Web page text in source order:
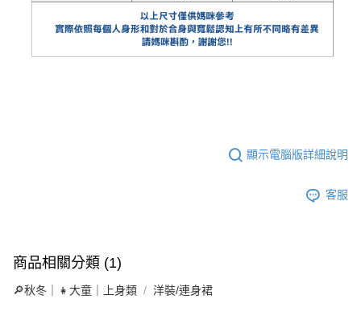
顯示電腦版詳細說明
客服
商品相關分類 (1)
🔎秋冬｜👧大童｜上身類 洋裝/連身裙